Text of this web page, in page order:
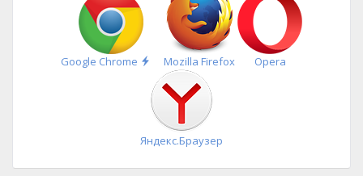
Google Chrome
Быстрая
установка
Mozilla Firefox Opera
Яндекс.Браузер